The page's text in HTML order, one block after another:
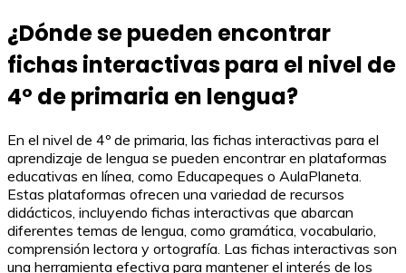
¿Dónde se pueden encontrar
fichas interactivas para el nivel de
4º de primaria en lengua?
En el nivel de 4º de primaria, las fichas interactivas para el
aprendizaje de lengua se pueden encontrar en plataformas
educativas en línea, como Educapeques o AulaPlaneta.
Estas plataformas ofrecen una variedad de recursos
didácticos, incluyendo fichas interactivas que abarcan
diferentes temas de lengua, como gramática, vocabulario,
comprensión lectora y ortografía. Las fichas interactivas son
una herramienta efectiva para mantener el interés de los